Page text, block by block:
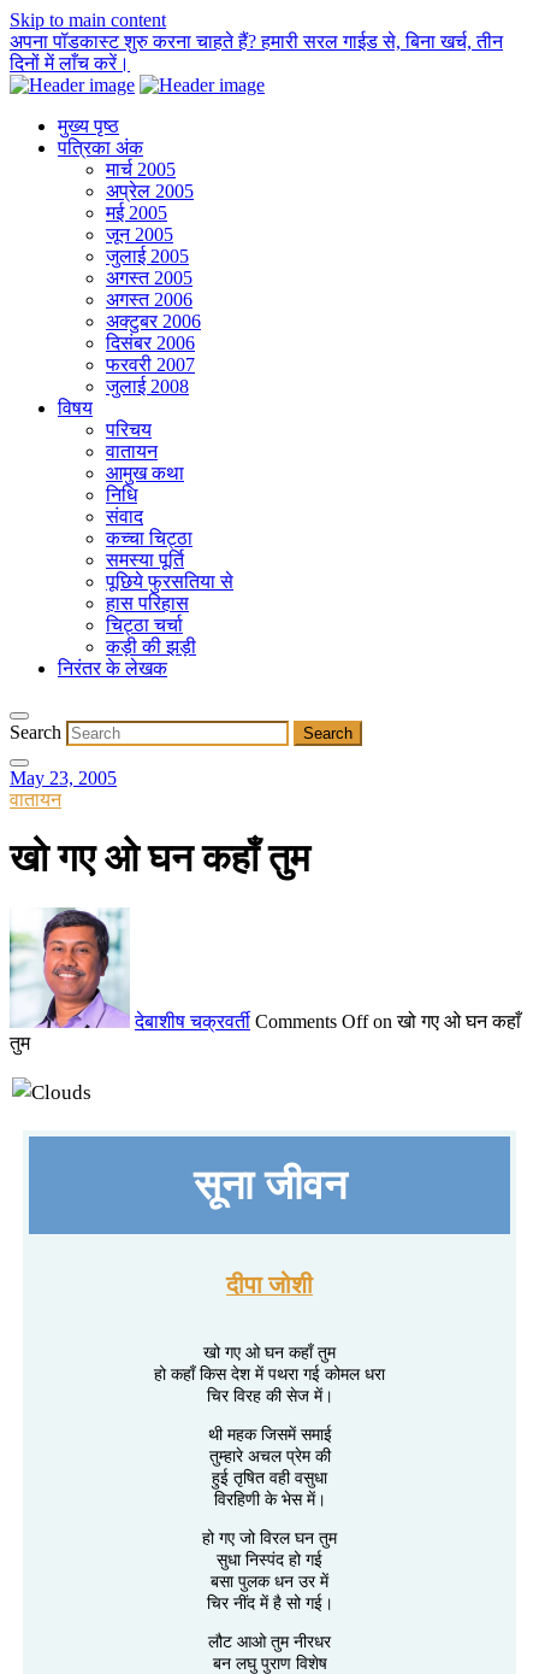
Skip to main content
अपना पॉडकास्ट शुरु करना चाहते हैं? हमारी सरल गाईड से, बिना खर्च, तीन
दिनों में लाँच करें।
मुख्य पृष्ठ
पत्रिका अंक
मार्च 2005
अप्रेल 2005
मई 2005
जून 2005
जुलाई 2005
अगस्त 2005
अगस्त 2006
अक्टुबर 2006
दिसंबर 2006
फरवरी 2007
जुलाई 2008
विषय
परिचय
वातायन
आमुख कथा
निधि
संवाद
कच्चा चिट्ठा
समस्या पूर्ति
पूछिये फुरसतिया से
हास परिहास
चिट्ठा चर्चा
कड़ी की झड़ी
निरंतर के लेखक
Search
May 23, 2005
वातायन
खो गए ओ घन कहाँ तुम
देबाशीष चक्रवर्ती Comments Offon खो गए ओ घन कहाँ
तुम
सूना जीवन
दीपा जोशी
खो गए ओ घन कहाँ तुम
हो कहाँ किस देश में पथरा गई कोमल धरा
चिर विरह की सेज में।
थी महक जिसमें समाई
तुम्हारे अचल प्रेम की
हुई तृषित वही वसुधा
विरहिणी के भेस में।
हो गए जो विरल घन तुम
सुधा निस्पंद हो गई
बसा पुलक धन उर में
चिर नींद में है सो गई।
लौट आओ तुम नीरधर
बन लघु पुराण विशेष